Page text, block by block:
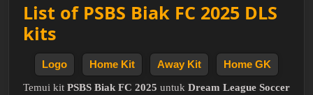
List of PSBS Biak FC 2025 DLS
kits
Logo Home Kit Away Kit Home GK
Temui kit PSBS Biak FC 2025 untuk Dream League Soccer